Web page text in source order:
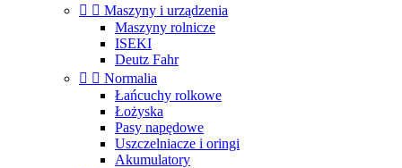
  Maszyny i urządzenia
Maszyny rolnicze
ISEKI
Deutz Fahr
  Normalia
Łańcuchy rolkowe
Łożyska
Pasy napędowe
Uszczelniacze i oringi
Akumulatory